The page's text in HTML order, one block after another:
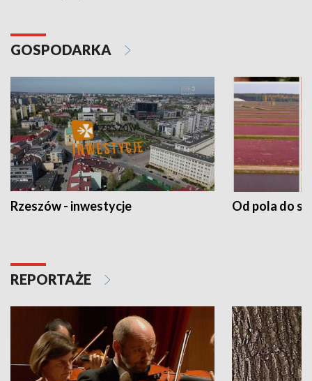
GOSPODARKA
Rzeszów - inwestycje Od pola do
REPORTAŻE